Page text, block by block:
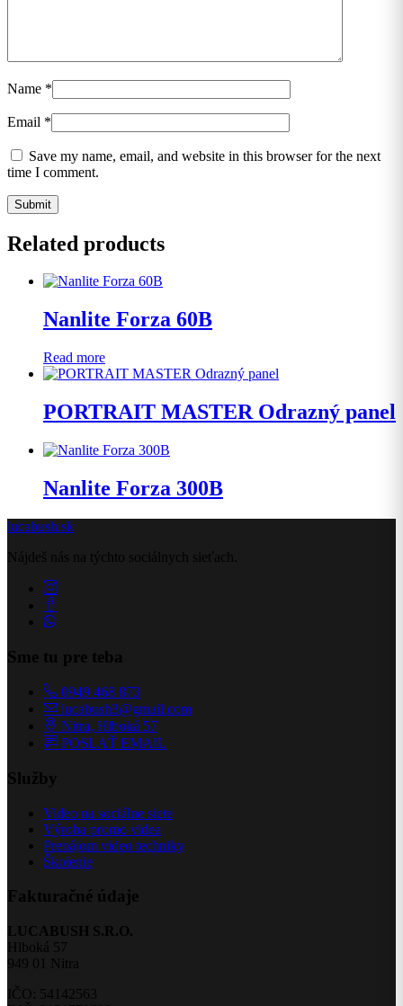
Name *
Email *
Save my name, email, and website in this browser for the next
time I comment.
Related products
Nanlite Forza 60B
Read more
PORTRAIT MASTER Odrazný panel
Nanlite Forza 300B
lucabush.sk
Nájdeš nás na týchto sociálnych sieťach.
Sme tu pre teba
0949 468 873
lucabush3@gmail.com
Nitra, Hlboká 57
POSLAŤ EMAIL
Služby
Video na sociálne siete
Výroba promo videa
Prenájom video techniky
Školenie
Fakturačné údaje
LUCABUSH S.R.O.
Hlboká 57
949 01 Nitra
IČO: 54142563